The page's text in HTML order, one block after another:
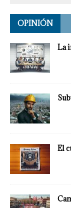
OPINIÓN
La
El